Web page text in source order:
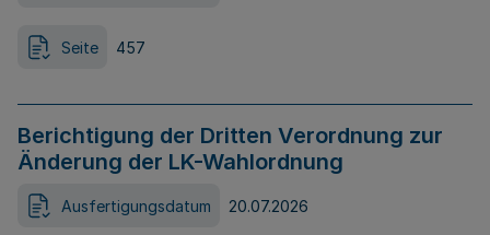
Seite 457
Berichtigung der Dritten Verordnung zur
Änderung der LK-Wahlordnung
Ausfertigungsdatum 20.07.2026